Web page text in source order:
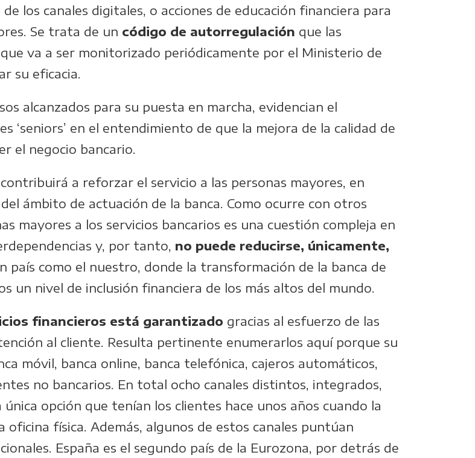
los canales digitales, o acciones de educación financiera para
Se trata de un código de autorregulación que las
va a ser monitorizado periódicamente por el Ministerio de
su eficacia.
alcanzados para su puesta en marcha, evidencian el
‘seniors’ en el entendimiento de que la mejora de la calidad de
el negocio bancario.
a reforzar el servicio a las personas mayores, en
ámbito de actuación de la banca. Como ocurre con otros
mayores a los servicios bancarios es una cuestión compleja en
y, por tanto, no puede reducirse, únicamente,
país como el nuestro, donde la transformación de la banca de
un nivel de inclusión financiera de los más altos del mundo.
financieros está garantizado gracias al esfuerzo de las
al cliente. Resulta pertinente enumerarlos aquí porque su
móvil, banca online, banca telefónica, cajeros automáticos,
no bancarios. En total ocho canales distintos, integrados,
opción que tenían los clientes hace unos años cuando la
física. Además, algunos de estos canales puntúan
España es el segundo país de la Eurozona, por detrás de